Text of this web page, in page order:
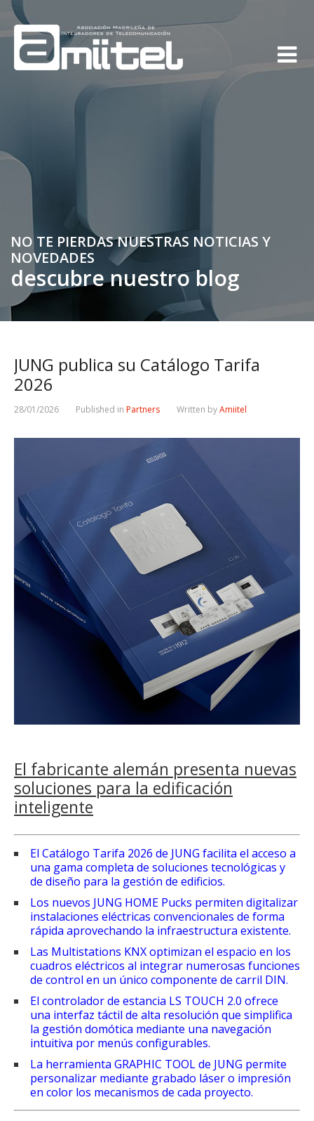
NO TE PIERDAS NUESTRAS NOTICIAS Y
NOVEDADES
descubre nuestro blog
JUNG publica su Catálogo Tarifa
2026
28/01/2026 Published in Partners Written byAmiitel
El fabricante alemán presenta nuevas
soluciones para la edificación
inteligente
El Catálogo Tarifa 2026 de JUNG facilita el acceso a
una gama completa de soluciones tecnológicas y
de diseño para la gestión de edificios.
Los nuevos JUNG HOME Pucks permiten digitalizar
instalaciones eléctricas convencionales de forma
rápida aprovechando la infraestructura existente.
Las Multistations KNX optimizan el espacio en los
cuadros eléctricos al integrar numerosas funciones
de control en un único componente de carril DIN.
El controlador de estancia LS TOUCH 2.0 ofrece
una interfaz táctil de alta resolución que simplifica
la gestión domótica mediante una navegación
intuitiva por menús configurables.
La herramienta GRAPHIC TOOL de JUNG permite
personalizar mediante grabado láser o impresión
en color los mecanismos de cada proyecto.